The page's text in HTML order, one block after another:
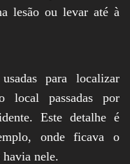
lesão ou levar até à
para localizar
local passadas por
Este detalhe é
onde ficava o
havia nele.